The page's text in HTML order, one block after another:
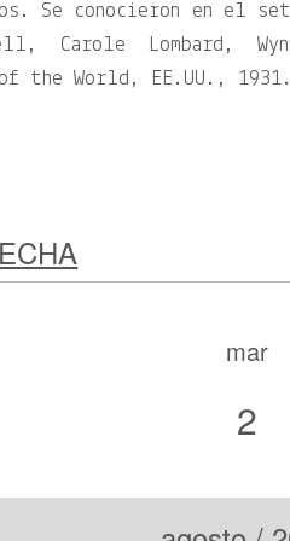
Se conocieron en el set
Carole Lombard,
the World, EE.UU., 1931.
mar
2